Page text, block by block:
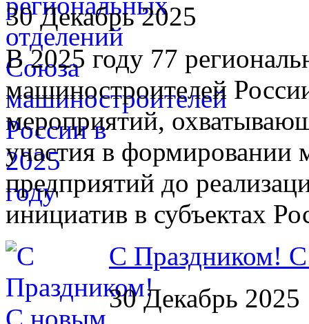
30 Декабрь 2025
В 2025 году 77
машиностроителей
мероприятий,
участия в
предприятий до
инициатив в субъектах
С Праздником!
30 Декабрь 2025